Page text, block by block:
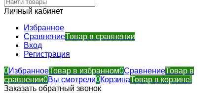
Личный кабинет
Избранное
СравнениеТовар в сравнении
Вход
Регистрация
0ИзбранноеТовар в избранном0СравнениеТовар в
сравнении0Вы смотрели0КорзинаТовар в корзине!
Заказать обратный звонок